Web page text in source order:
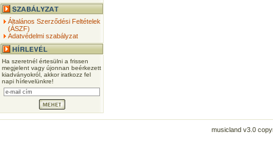
Általános Szerződési Feltételek
(ÁSZF)
Adatvédelmi szabályzat
Ha szeretnél értesülni a frissen
megjelent vagy újonnan beérkezett
kiadványokról, akkor iratkozz fel
napi hírlevelünkre!
musicland v3.0